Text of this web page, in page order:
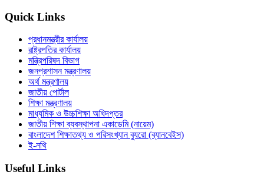
Quick Links
প্রধানমন্ত্রীর কার্যালয়
রাষ্ট্রপতির কার্যালয়
মন্ত্রিপরিষদ বিভাগ
জনপ্রশাসন মন্ত্রণালয়
অর্থ মন্ত্রণালয়
জাতীয় পোর্টাল
শিক্ষা মন্ত্রণালয়
মাধ্যমিক ও উচ্চশিক্ষা অধিদপ্তর
জাতীয় শিক্ষা ব্যবস্থাপনা একাডেমি (নায়েম)
বাংলাদেশ শিক্ষাতথ্য ও পরিসংখ্যান ব্যুরো (ব্যানবেইস)
ই-নথি
Useful Links